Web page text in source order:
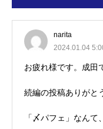
narita
2024.01.04
お疲れ様です。成田
続編の投稿ありがと
「〆パフェ」なんて